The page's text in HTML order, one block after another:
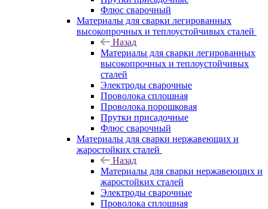
Флюс сварочный
Материалы для сварки легированных
высокопрочных и теплоустойчивых сталей
Назад
Материалы для сварки легированных
высокопрочных и теплоустойчивых
сталей
Электроды сварочные
Проволока сплошная
Проволока порошковая
Прутки присадочные
Флюс сварочный
Материалы для сварки нержавеющих и
жаростойких сталей
Назад
Материалы для сварки нержавеющих и
жаростойких сталей
Электроды сварочные
Проволока сплошная